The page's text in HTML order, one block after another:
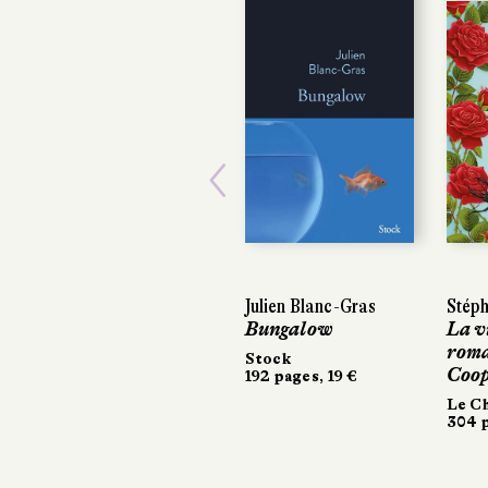
Julien Blanc-Gras
Bungalow
Stock
192 pages, 19 €
La
Le
304
La
Le
304
Previous